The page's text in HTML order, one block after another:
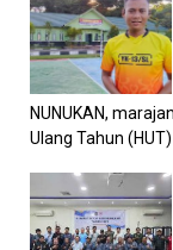
NUNUKAN,
Ulang Tahun